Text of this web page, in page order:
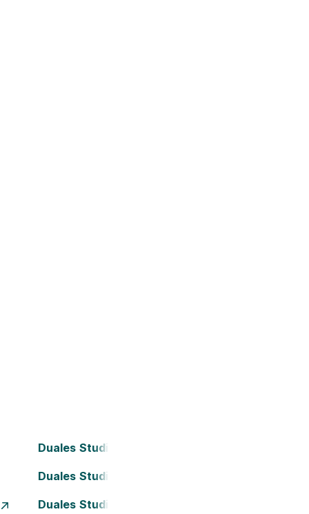
Duales Studium Bielefeld
Duales Studium Darmstadt
Duales Studium Essen